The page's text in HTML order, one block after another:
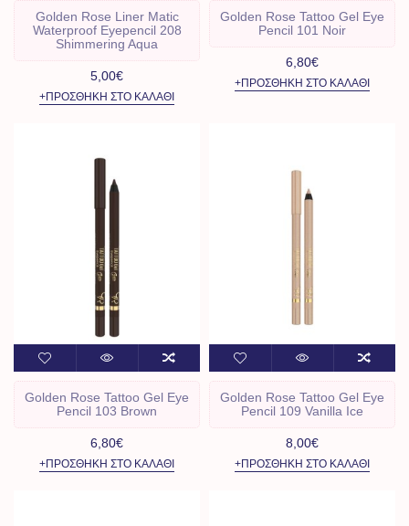
Golden Rose Liner Matic
Waterproof Eyepencil 208
Shimmering Aqua
5,00€
+ΠΡΟΣΘΉΚΗ ΣΤΟ ΚΑΛΆΘΙ
Golden Rose Tattoo Gel Eye
Pencil 101 Noir
6,80€
+ΠΡΟΣΘΉΚΗ ΣΤΟ ΚΑΛΆΘΙ
Golden Rose Tattoo Gel Eye
Pencil 103 Brown
6,80€
+ΠΡΟΣΘΉΚΗ ΣΤΟ ΚΑΛΆΘΙ
Golden Rose Tattoo Gel Eye
Pencil 109 Vanilla Ice
8,00€
+ΠΡΟΣΘΉΚΗ ΣΤΟ ΚΑΛΆΘΙ